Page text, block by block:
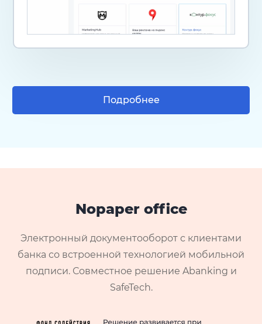
Подробнее
Nopaper office
Электронный документооборот с клиентами
банка со встроенной технологией мобильной
подписи. Совместное решение Abanking и
SafeTech.